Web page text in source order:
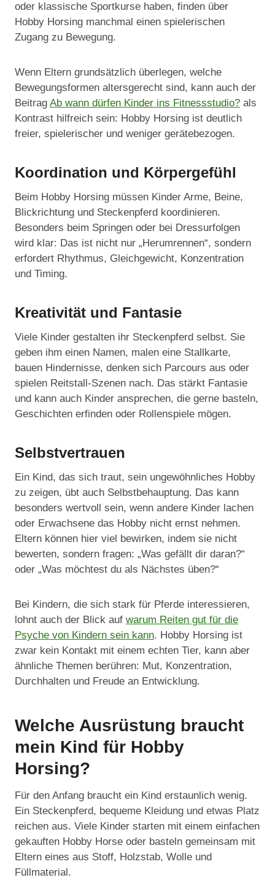
oder klassische Sportkurse haben, finden über
Hobby Horsing manchmal einen spielerischen
Zugang zu Bewegung.
Wenn Eltern grundsätzlich überlegen, welche
Bewegungsformen altersgerecht sind, kann auch der
Beitrag Ab wann dürfen Kinder ins Fitnessstudio? als
Kontrast hilfreich sein: Hobby Horsing ist deutlich
freier, spielerischer und weniger gerätebezogen.
Koordination und Körpergefühl
Beim Hobby Horsing müssen Kinder Arme, Beine,
Blickrichtung und Steckenpferd koordinieren.
Besonders beim Springen oder bei Dressurfolgen
wird klar: Das ist nicht nur „Herumrennen“, sondern
erfordert Rhythmus, Gleichgewicht, Konzentration
und Timing.
Kreativität und Fantasie
Viele Kinder gestalten ihr Steckenpferd selbst. Sie
geben ihm einen Namen, malen eine Stallkarte,
bauen Hindernisse, denken sich Parcours aus oder
spielen Reitstall-Szenen nach. Das stärkt Fantasie
und kann auch Kinder ansprechen, die gerne basteln,
Geschichten erfinden oder Rollenspiele mögen.
Selbstvertrauen
Ein Kind, das sich traut, sein ungewöhnliches Hobby
zu zeigen, übt auch Selbstbehauptung. Das kann
besonders wertvoll sein, wenn andere Kinder lachen
oder Erwachsene das Hobby nicht ernst nehmen.
Eltern können hier viel bewirken, indem sie nicht
bewerten, sondern fragen: „Was gefällt dir daran?“
oder „Was möchtest du als Nächstes üben?“
Bei Kindern, die sich stark für Pferde interessieren,
lohnt auch der Blick auf warum Reiten gut für die
Psyche von Kindern sein kann. Hobby Horsing ist
zwar kein Kontakt mit einem echten Tier, kann aber
ähnliche Themen berühren: Mut, Konzentration,
Durchhalten und Freude an Entwicklung.
Welche Ausrüstung braucht
mein Kind für Hobby
Horsing?
Für den Anfang braucht ein Kind erstaunlich wenig.
Ein Steckenpferd, bequeme Kleidung und etwas Platz
reichen aus. Viele Kinder starten mit einem einfachen
gekauften Hobby Horse oder basteln gemeinsam mit
Eltern eines aus Stoff, Holzstab, Wolle und
Füllmaterial.